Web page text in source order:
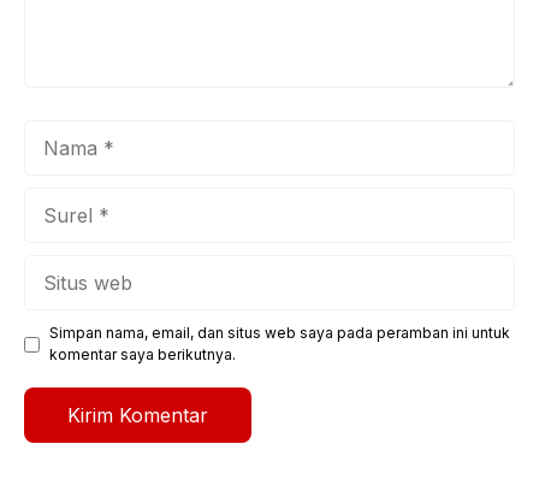
Simpan nama, email, dan situs web saya pada peramban ini untuk
komentar saya berikutnya.